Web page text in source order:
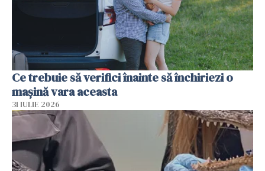
Ce trebuie să verifici înainte să închiriezi o
mașină vara aceasta
31 IULIE 2026